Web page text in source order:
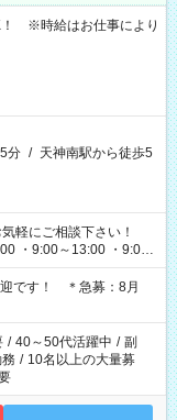
※時給はお仕事により
分 / 天神南駅から徒歩5
軽にご相談下さい！
・9:00～13:00 ・9:00
・15:00～20:00 ・
他時間多数あり！）
です！ ＊急募：8月
/ 40～50代活躍中 / 副
/ 10名以上の大量募